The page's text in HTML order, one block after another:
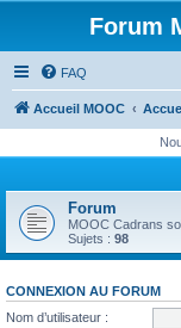
Forum
FAQ
Accueil MOOC
Forum
MOOC Cadrans
Sujets : 98
CONNEXION AU FORUM
Nom d’utilisateur :